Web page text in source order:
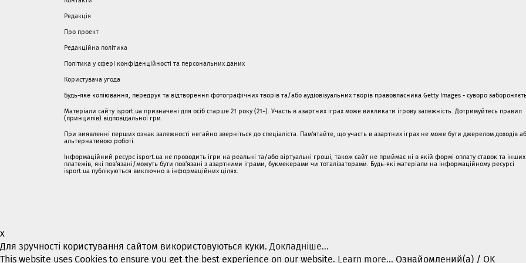
Редакція
Про проект
Редакційна політика
Політика у сфері конфіденційності та персональних даних
Користувача угода
Будь-яке копіювання, передрук та відтворення фотографічних творів та/або аудіовізуальних творів правовласника Getty Images - суворо
Матеріали сайту isport.ua призначені для осіб старше 21 року (21+). Участь в азартних іграх може викликати ігрову залежність. Дотримуйтесь правил
(принципів) відповідальної гри.
При виявленні перших ознак залежності негайно зверніться до спеціаліста. Пам'ятайте, що участь в азартних іграх не може бути джерелом доходів
альтернативою роботі.
Інформаційний ресурс isport.ua не проводить ігри на реальні та/або віртуальні гроші, також сайт не приймає ні в якій формі оплату ставок та інших
платежів, які пов’язані/можуть бути пов’язані з азартними іграми, букмекерами чи тоталізаторами. Будь-які матеріали на інформаційному ресурсі
isport.ua публікуються виключно в інформаційних цілях.
x
Для зручності користування сайтом використовуються куки.Докладніше...
This website uses Cookies to ensure you get the best experience on our website. Learn more... Ознайомлений(а) / OK